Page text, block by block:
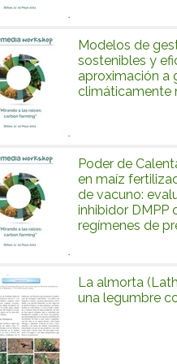
Modelos de
sostenibles y
aproximación a
climáticamente
Poder de
en maíz
de vacuno:
inhibidor DMPP
regímenes de
La almorta
una legumbre